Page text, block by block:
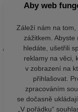
Aby web
Záleží nám na
zážitkem.
hledáte, ušetřili
reklamy na věci,
v zobrazení na
přihlašovat.
zpracováním
se dočasně
„V pořádku“